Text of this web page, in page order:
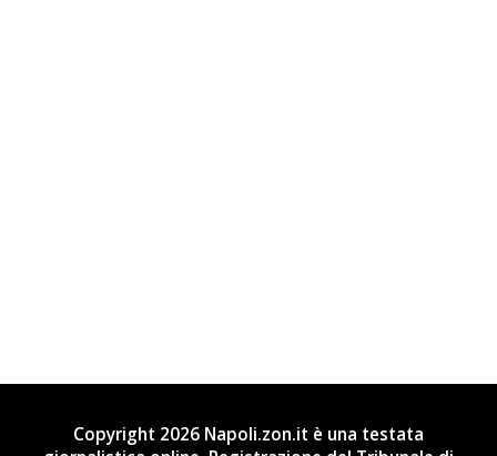
Copyright 2026 Napoli.zon.it è una testata